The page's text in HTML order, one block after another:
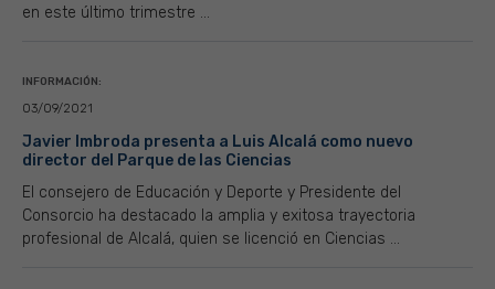
en este último trimestre ...
INFORMACIÓN:
03/09/2021
Javier Imbroda presenta a Luis Alcalá como nuevo
director del Parque de las Ciencias
El consejero de Educación y Deporte y Presidente del
Consorcio ha destacado la amplia y exitosa trayectoria
profesional de Alcalá, quien se licenció en Ciencias ...